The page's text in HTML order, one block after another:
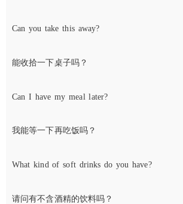
Can you take this away?
能收拾一下桌子吗？
Can I have my meal later?
我能等一下再吃饭吗？
What kind of soft drinks do you have?
请问有不含酒精的饮料吗？